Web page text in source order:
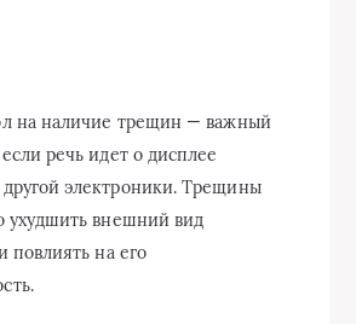
на наличие трещин — важный
речь идет о дисплее
электроники. Трещины
ухудшить внешний вид
повлиять на его